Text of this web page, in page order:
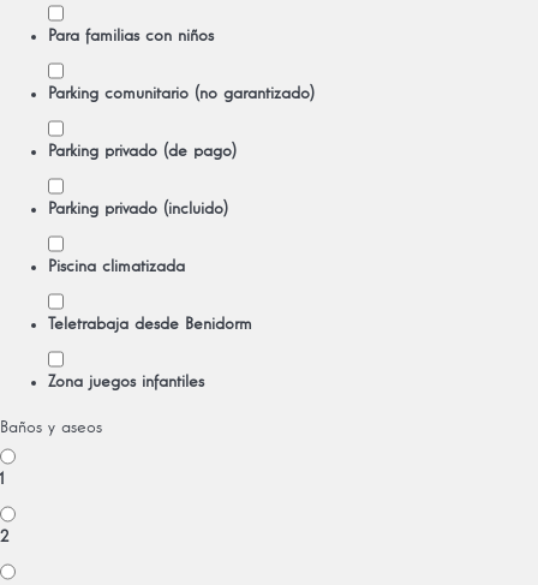
Para familias con niños
Parking comunitario (no garantizado)
Parking privado (de pago)
Parking privado (incluido)
Piscina climatizada
Teletrabaja desde Benidorm
Zona juegos infantiles
Baños y aseos
1
2